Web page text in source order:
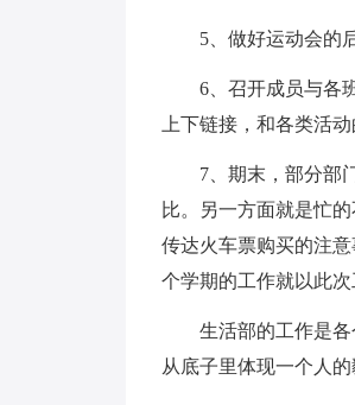
5、做好运动会的后
6、召开成员与各班
上下链接，和各类活动
7、期末，部分部门
比。另一方面就是忙
传达火车票购买的注
个学期的工作就以此次
生活部的工作是各
从底子里体现一个人